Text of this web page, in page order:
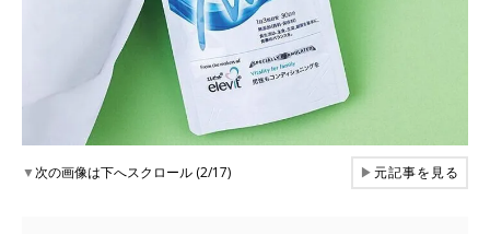
▼次の画像は下へスクロール (2/17) ▶元記事を見る